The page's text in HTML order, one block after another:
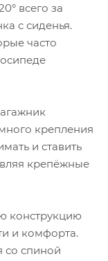
всего за
с сиденья.
часто
крепления
и ставить
крепёжные
конструкцию
и комфорта.
со спиной